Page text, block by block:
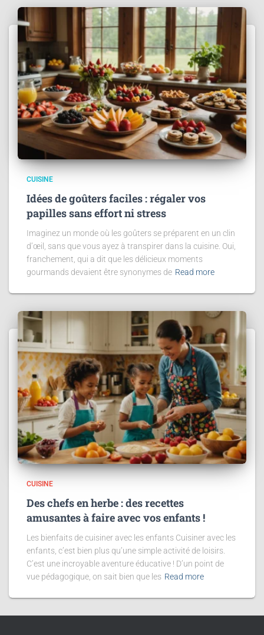
CUISINE
Idées de goûters faciles : régaler vos
papilles sans effort ni stress
Imaginez un monde où les goûters se préparent en un clin
d’œil, sans que vous ayez à transpirer dans la cuisine. Oui,
franchement, qui a dit que les délicieux moments
gourmands devaient être synonymes de Read more
CUISINE
Des chefs en herbe : des recettes
amusantes à faire avec vos enfants !
Les bienfaits de cuisiner avec les enfants Cuisiner avec les
enfants, c’est bien plus qu’une simple activité de loisirs.
C’est une incroyable aventure éducative ! D’un point de
vue pédagogique, on sait bien que les Read more